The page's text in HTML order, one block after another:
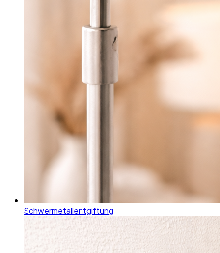
Schwermetallentgiftung